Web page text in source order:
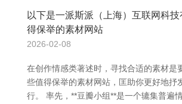
以下是一派斯派（上海）互联网科
得保举的素材网站
2026-02-08
在创作情感类著述时，寻找合适的素材是
些值得保举的素材网站，匡助你更好地抒
行。 率先，**豆瓣小组**是一个辘集普遍